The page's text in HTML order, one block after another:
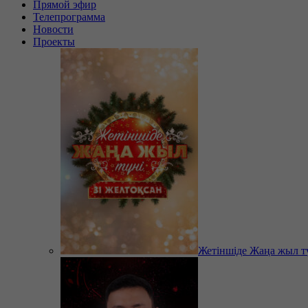
Прямой эфир
Телепрограмма
Новости
Проекты
Жетіншіде Жаңа жыл